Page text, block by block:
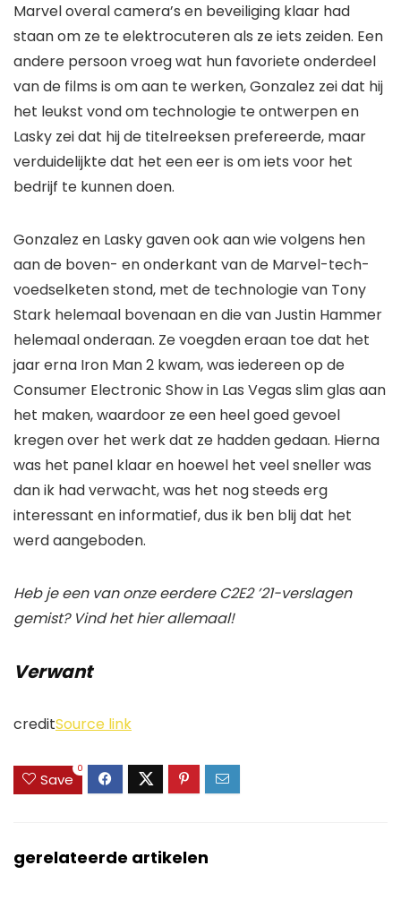
Marvel overal camera’s en beveiliging klaar had
staan ​​om ze te elektrocuteren als ze iets zeiden. Een
andere persoon vroeg wat hun favoriete onderdeel
van de films is om aan te werken, Gonzalez zei dat hij
het leukst vond om technologie te ontwerpen en
Lasky zei dat hij de titelreeksen prefereerde, maar
verduidelijkte dat het een eer is om iets voor het
bedrijf te kunnen doen.
Gonzalez en Lasky gaven ook aan wie volgens hen
aan de boven- en onderkant van de Marvel-tech-
voedselketen stond, met de technologie van Tony
Stark helemaal bovenaan en die van Justin Hammer
helemaal onderaan. Ze voegden eraan toe dat het
jaar erna Iron Man 2 kwam, was iedereen op de
Consumer Electronic Show in Las Vegas slim glas aan
het maken, waardoor ze een heel goed gevoel
kregen over het werk dat ze hadden gedaan. Hierna
was het panel klaar en hoewel het veel sneller was
dan ik had verwacht, was het nog steeds erg
interessant en informatief, dus ik ben blij dat het
werd aangeboden.
Heb je een van onze eerdere C2E2 ’21-verslagen
gemist? Vind het hier allemaal!
Verwant
creditSource link
Save
0
gerelateerde artikelen